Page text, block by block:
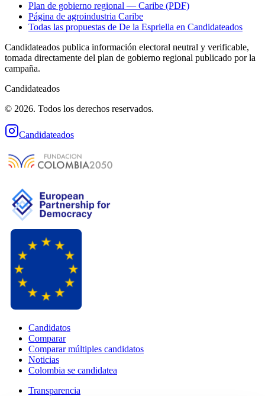
Plan de gobierno regional — Caribe (PDF)
Página de agroindustria Caribe
Todas las propuestas de De la Espriella en Candidateados
Candidateados publica información electoral neutral y verificable,
tomada directamente del plan de gobierno regional publicado por la
campaña.
Candidateados
© 2026. Todos los derechos reservados.
Candidateados
Candidatos
Comparar
Comparar múltiples candidatos
Noticias
Colombia se candidatea
Transparencia